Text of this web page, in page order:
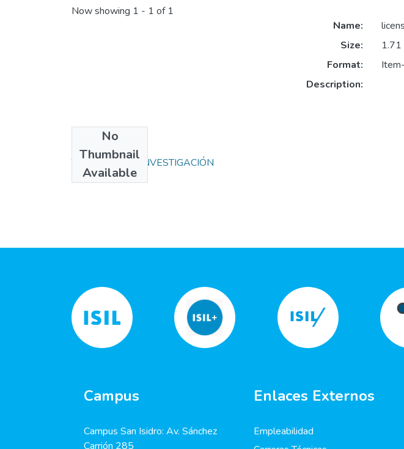
Now showing 1 - 1 of 1
No
Thumbnail
Available
Name:
Size:
1.71
Format:
Description:
Collections
TRABAJOS DE INVESTIGACIÓN
Campus
Campus San Isidro: Av. Sánchez
Carrión 285
Enlaces Externos
Empleabilidad